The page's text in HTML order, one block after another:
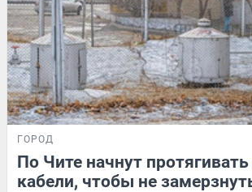
ГОРОД
По Чите начнут
кабели, чтобы не